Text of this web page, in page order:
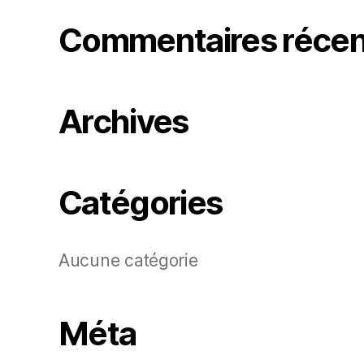
Commentaires
Archives
Catégories
Aucune catégorie
Méta